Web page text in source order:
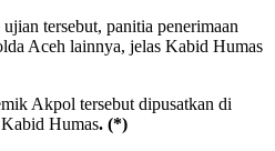
tersebut, panitia penerimaan
Aceh lainnya, jelas Kabid Humas
Akpol tersebut dipusatkan di
Humas. (*)